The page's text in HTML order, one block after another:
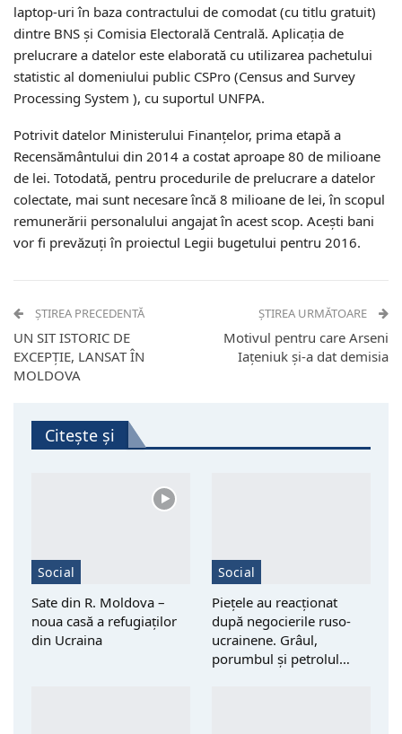
laptop-uri în baza contractului de comodat (cu titlu gratuit)
dintre BNS şi Comisia Electorală Centrală. Aplicaţia de
prelucrare a datelor este elaborată cu utilizarea pachetului
statistic al domeniului public CSPro (Census and Survey
Processing System ), cu suportul UNFPA.
Potrivit datelor Ministerului Finanţelor, prima etapă a
Recensământului din 2014 a costat aproape 80 de milioane
de lei. Totodată, pentru procedurile de prelucrare a datelor
colectate, mai sunt necesare încă 8 milioane de lei, în scopul
remunerării personalului angajat în acest scop. Acești bani
vor fi prevăzuți în proiectul Legii bugetului pentru 2016.
ȘTIREA PRECEDENTĂ
UN SIT ISTORIC DE
EXCEPȚIE, LANSAT ÎN
MOLDOVA
ȘTIREA URMĂTOARE
Motivul pentru care Arseni
Iațeniuk și-a dat demisia
Citește și
Social
Sate din R. Moldova –
noua casă a refugiaților
din Ucraina
Social
Piețele au reacționat
după negocierile ruso-
ucrainene. Grâul,
porumbul și petrolul…